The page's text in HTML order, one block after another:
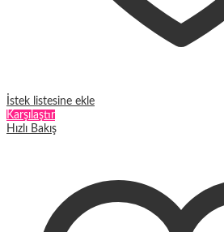
İstek listesine ekle
Karşılaştır
Hızlı Bakış